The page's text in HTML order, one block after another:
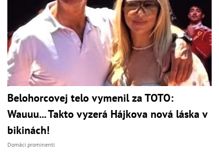
Belohorcovej telo vymenil za TOTO:
Wauuu... Takto vyzerá Hájkova nová láska v
bikinách!
Domáci prominenti